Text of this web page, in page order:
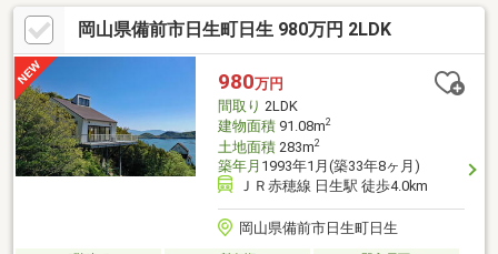
岡山県備前市日生町日生 980万円 2LDK
980万円
間取り 2LDK
建物面積91.08m2
土地面積283m2
築年月 1993年1月(築33年8ヶ月)
ＪＲ赤穂線 日生駅 徒歩4.0km
岡山県備前市日生町日生